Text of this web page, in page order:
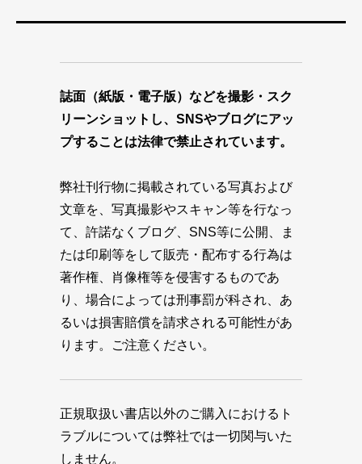
誌面（紙版・電子版）などを撮影・スク
リーンショットし、SNSやブログにアッ
プすることは法律で禁止されています。
弊社刊行物に掲載されている写真および
文章を、写真撮影やスキャン等を行なっ
て、許諾なくブログ、SNS等に公開、ま
たは印刷等をして販売・配布する行為は
著作権、肖像権等を侵害するものであ
り、場合によっては刑事罰が科され、あ
るいは損害賠償を請求される可能性があ
ります。ご注意ください。
正規取扱い書店以外のご購入におけるト
ラブルについては弊社では一切関与いた
しません。